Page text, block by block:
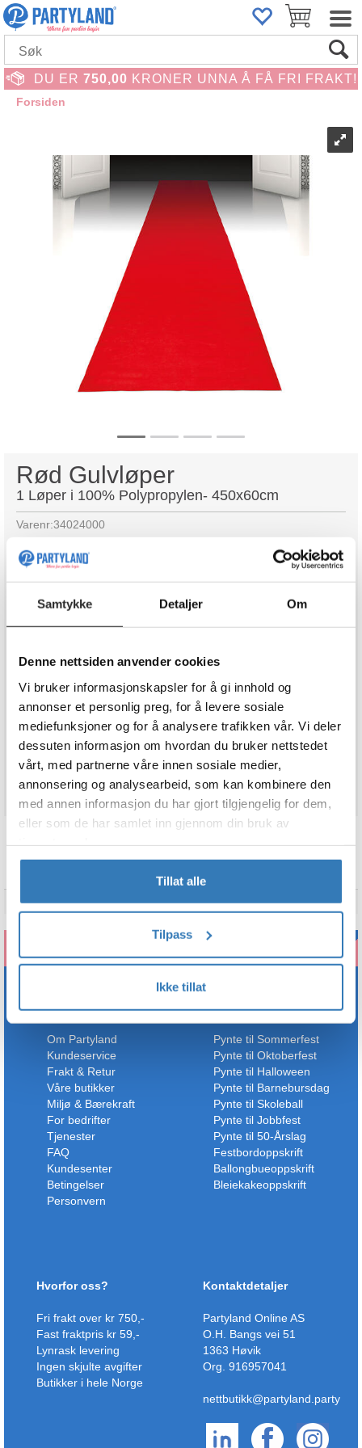
Samtykke Detaljer Om
Denne nettsiden anvender cookies
Vi bruker informasjonskapsler for å gi innhold og
annonser et personlig preg, for å levere sosiale
mediefunksjoner og for å analysere trafikken vår. Vi deler
dessuten informasjon om hvordan du bruker nettstedet
vårt, med partnerne våre innen sosiale medier,
annonsering og analysearbeid, som kan kombinere den
med annen informasjon du har gjort tilgjengelig for dem,
eller som de har samlet inn gjennom din bruk av
Tillat alle
Tilpass
Ikke tillat
DU ER 750,00 KRONER UNNA Å FÅ FRI FRAKT!
Forsiden
Rød Gulvløper
1 Løper i 100% Polypropylen- 450x60cm
Varenr:34024000
239,90
Legg i ønskeliste
På lager
TEKNISK INFO
Merke Boland
Informasjon
Om Partyland
Kundeservice
Frakt & Retur
Våre butikker
Miljø & Bærekraft
For bedrifter
Tjenester
FAQ
Kundesenter
Betingelser
Personvern
Festhjelpen
Pynte til Sommerfest
Pynte til Oktoberfest
Pynte til Halloween
Pynte til Barnebursdag
Pynte til Skoleball
Pynte til Jobbfest
Pynte til 50-Årslag
Festbordoppskrift
Ballongbueoppskrift
Bleiekakeoppskrift
Hvorfor oss?
Fri frakt over kr 750,-
Fast fraktpris kr 59,-
Lynrask levering
Ingen skjulte avgifter
Butikker i hele Norge
Kontaktdetaljer
Partyland Online AS
O.H. Bangs vei 51
1363 Høvik
Org. 916957041
nettbutikk@partyland.party